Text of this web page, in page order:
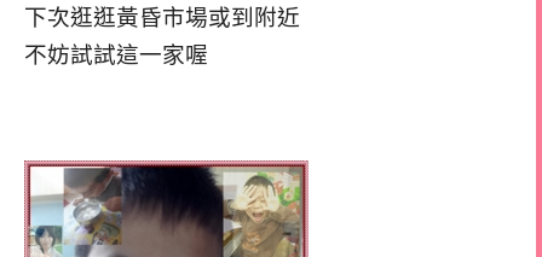
下次逛逛黃昏市場或到附近
不妨試試這一家喔